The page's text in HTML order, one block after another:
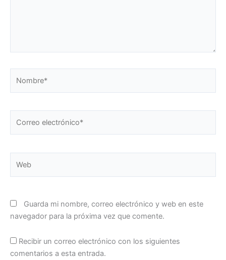
electrónico*
Guarda mi nombre, correo electrónico y web en este
navegador para la próxima vez que comente.
Recibir un correo electrónico con los siguientes
comentarios a esta entrada.